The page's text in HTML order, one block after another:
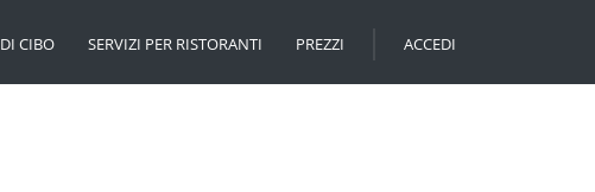
CIBO SERVIZI PER RISTORANTI PREZZI ACCEDI